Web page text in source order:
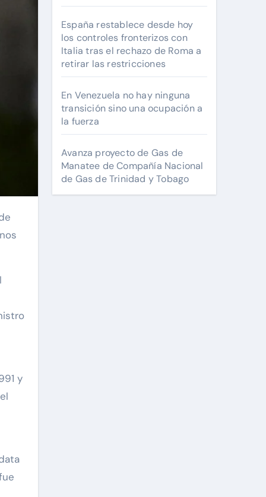
y
España restablece desde hoy
los controles fronterizos con
Italia tras el rechazo de Roma a
retirar las restricciones
En Venezuela no hay ninguna
transición sino una ocupación a
la fuerza
Avanza proyecto de Gas de
Manatee de Compañía Nacional
de Gas de Trinidad y Tobago